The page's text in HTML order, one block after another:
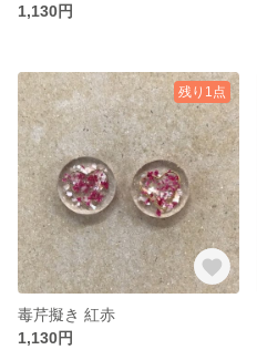
1,130円
残り1点
毒芹擬き 紅赤
1,130円